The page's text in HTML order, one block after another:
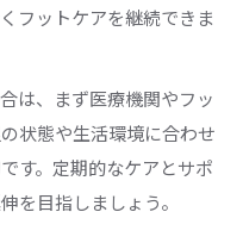
フットケアを継続できま
は、まず医療機関やフッ
状態や生活環境に合わせ
す。定期的なケアとサポ
を目指しましょう。